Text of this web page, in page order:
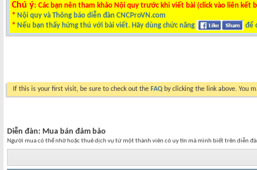
Chú ý: Các bạn nên tham khảo Nội quy trước khi viết bài (click vào liên kết
* Nội quy và Thông báo diễn đàn CNCProVN.com
* Nếu bạn thấy hứng thú với bài viết. Hãy dùng chức năng để
If this is your first visit, be sure to check out the FAQ by clicking the link above. You
Diễn đàn: Mua bán đảm bảo
Người mua có thể nhờ hoặc thuê dịch vụ từ một thành viên có uy tín mà mình biết trên diễn